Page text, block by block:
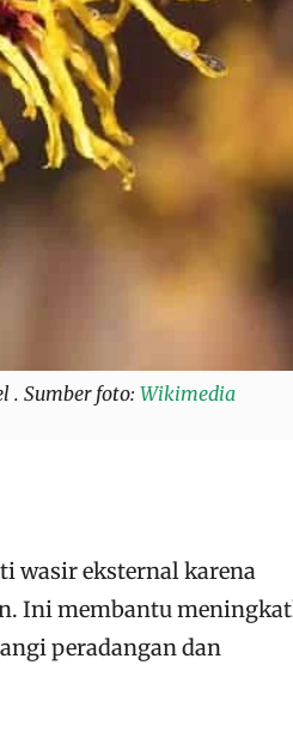
. Sumber foto: Wikimedia
wasir eksternal karena
Ini membantu
peradangan dan